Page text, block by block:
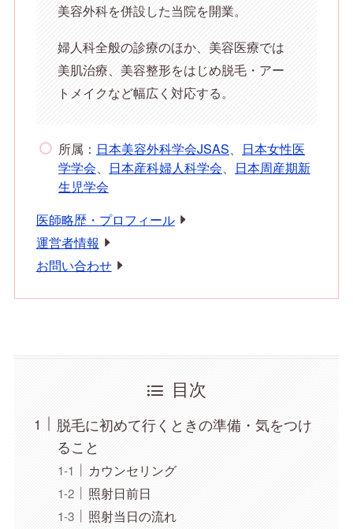
美容外科を併設した当院を開業。
婦人科全般の診療のほか、美容医療では
美肌治療、美容整形をはじめ脱毛・アー
トメイクなど幅広く対応する。
所属： 日本美容外科学会JSAS、 日本女性医
学学会、 日本産科婦人科学会、 日本周産期新
生児学会
医師略歴・プロフィール
運営者情報
お問い合わせ
目次
脱毛に初めて行くときの準備・気をつけ
ること
カウンセリング
照射日前日
照射当日の流れ